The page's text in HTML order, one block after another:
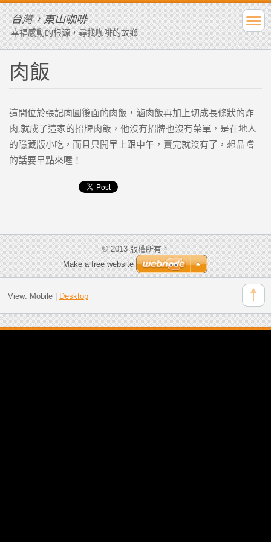
台灣，東山咖啡
幸福感動的根源，尋找咖啡的故鄉
肉飯
這間位於張記肉圓後面的肉飯，滷肉飯再加上切成長條狀的炸
肉,就成了這家的招牌肉飯，他沒有招牌也沒有菜單，是在地人
的隱藏版小吃，而且只開早上跟中午，賣完就沒有了，想品嚐
的話要早點來喔！
© 2013 版權所有。
Make a free website
View: Mobile| Desktop